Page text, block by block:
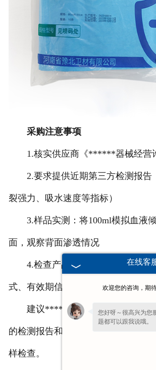
采购注意事项
1.核实供应商《******器械经营许
2.要求提供近期第三方检测报告
裂强力、吸水速度等指标）
3.样品实测：将100ml模拟血液
面，观察背面渗透情况
4.检查产品包装：应有清晰的生
式、有效期信息
建议******机构建立采购档案，
的检测报告和质量******书，定期对
样检查。
在线客
欢迎您的咨询，期
您好呀～很高兴为您
题都可以跟我说哦。